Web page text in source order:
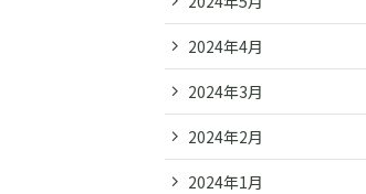
2024年4月
2024年3月
2024年2月
2024年1月